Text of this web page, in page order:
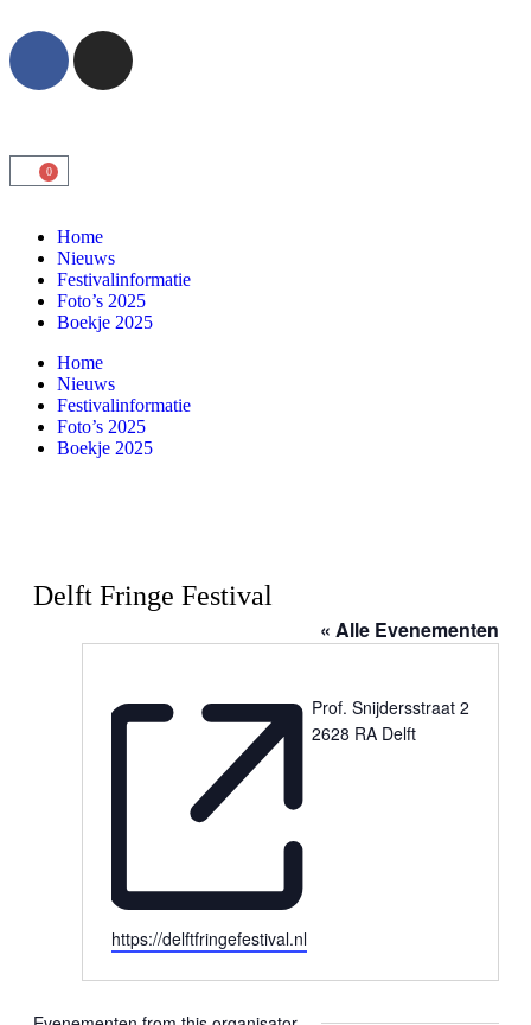
0
Home
Nieuws
Festivalinformatie
Foto’s 2025
Boekje 2025
Home
Nieuws
Festivalinformatie
Foto’s 2025
Boekje 2025
Delft Fringe Festival
« Alle Evenementen
Website
https://delftfringefestival.nl
Prof. Snijdersstraat 2
2628 RA Delft